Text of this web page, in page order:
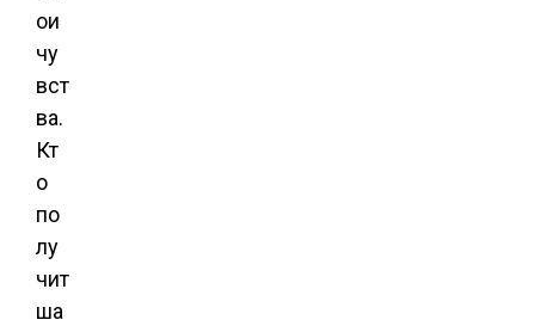
ои
чу
вст
ва.
Кт
о
по
лу
чит
ша